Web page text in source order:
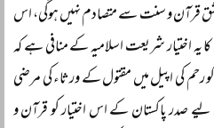
قرآن و سنت سے متصادم نہیں ہوگی، اس
یہ اختیار شریعت اسلامیہ کے منافی ہے کہ
کی اپیل میں مقتول کے ورثاء کی مرضی
صدر پاکستان کے اس اختیار کو قرآن و